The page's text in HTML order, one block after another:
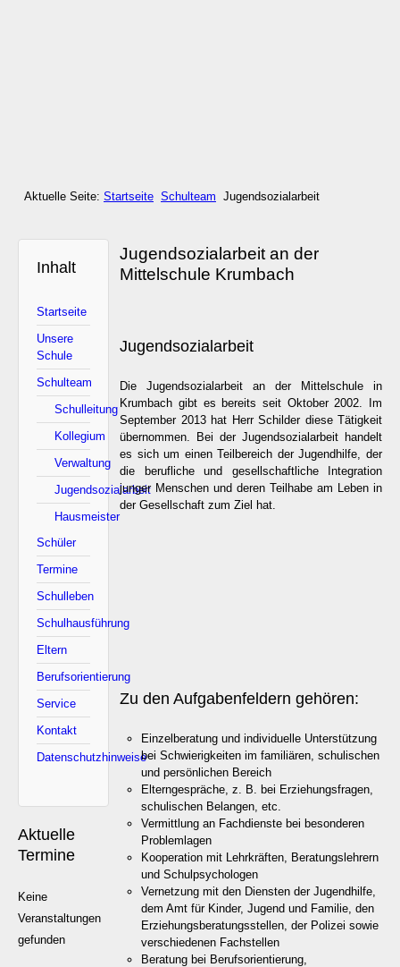
Aktuelle Seite: Startseite Schulteam Jugendsozialarbeit
Inhalt
Startseite
Unsere
Schule
Schulteam
Schulleitung
Kollegium
Verwaltung
Jugendsozialarbeit
Hausmeister
Schüler
Termine
Schulleben
Schulhausführung
Eltern
Berufsorientierung
Service
Kontakt
Datenschutzhinweise
Aktuelle
Termine
Keine
Veranstaltungen
gefunden
Jugendsozialarbeit an der
Mittelschule Krumbach
Jugendsozialarbeit
Die Jugendsozialarbeit an der Mittelschule in
Krumbach gibt es bereits seit Oktober 2002. Im
September 2013 hat Herr Schilder diese Tätigkeit
übernommen. Bei der Jugendsozialarbeit handelt
es sich um einen Teilbereich der Jugendhilfe, der
die berufliche und gesellschaftliche Integration
junger Menschen und deren Teilhabe am Leben in
der Gesellschaft zum Ziel hat.
Zu den Aufgabenfeldern gehören:
Einzelberatung und individuelle Unterstützung
bei Schwierigkeiten im familiären, schulischen
und persönlichen Bereich
Elterngespräche, z. B. bei Erziehungsfragen,
schulischen Belangen, etc.
Vermittlung an Fachdienste bei besonderen
Problemlagen
Kooperation mit Lehrkräften, Beratungslehrern
und Schulpsychologen
Vernetzung mit den Diensten der Jugendhilfe,
dem Amt für Kinder, Jugend und Familie, den
Erziehungsberatungsstellen, der Polizei sowie
verschiedenen Fachstellen
Beratung bei Berufsorientierung,